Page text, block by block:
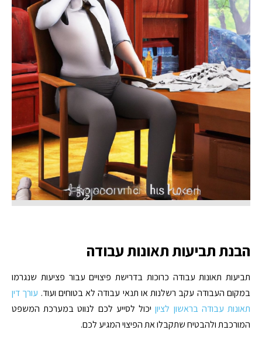
הבנת תביעות תאונות עבודה
תביעות תאונות עבודה כרוכות בדרישת פיצויים עבור פציעות שנגרמו
במקום העבודה עקב רשלנות או תנאי עבודה לא בטוחים ועוד. עורך דין
תאונות עבודה בראשון לציוןיכול לסייע לכם לנווט במערכת המשפט
המורכבת ולהבטיח שתקבלו את הפיצוי המגיע לכם.